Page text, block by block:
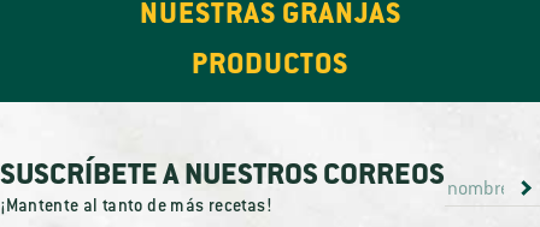
NUESTRAS GRANJAS
PRODUCTOS
SUSCRÍBETE A NUESTROS CORREOS
¡Mantente al tanto de más recetas!